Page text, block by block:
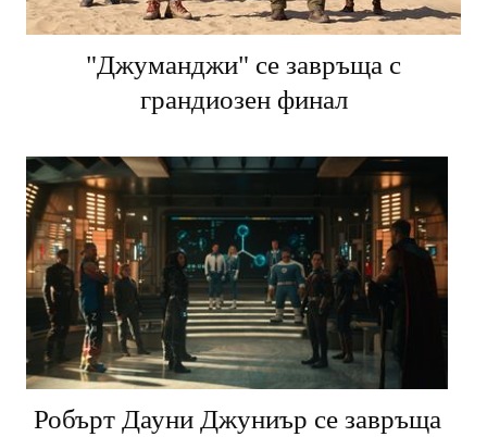
"Джуманджи" се завръща с
грандиозен финал
Робърт Дауни Джуниър се завръща